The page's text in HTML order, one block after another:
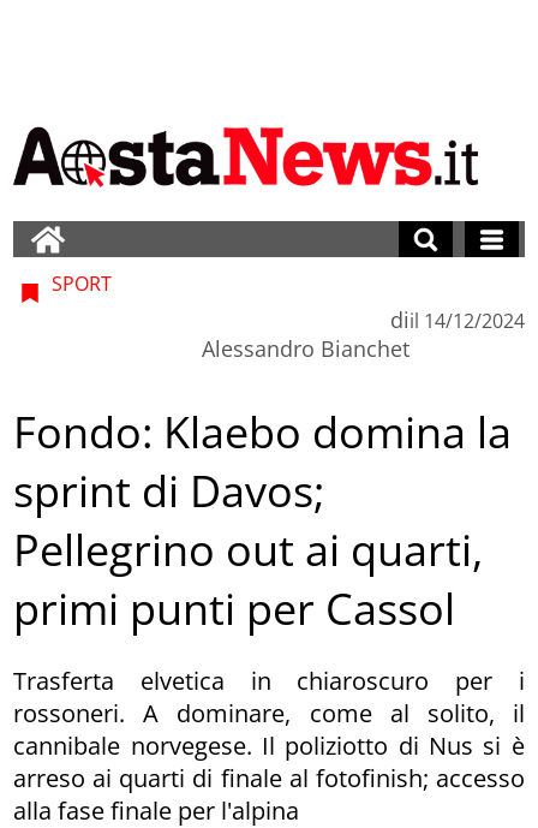
SPORT
di
Alessandro Bianchet
il 14/12/2024
Fondo: Klaebo domina la
sprint di Davos;
Pellegrino out ai quarti,
primi punti per Cassol
Trasferta elvetica in chiaroscuro per i
rossoneri. A dominare, come al solito, il
cannibale norvegese. Il poliziotto di Nus si è
arreso ai quarti di finale al fotofinish; accesso
alla fase finale per l'alpina